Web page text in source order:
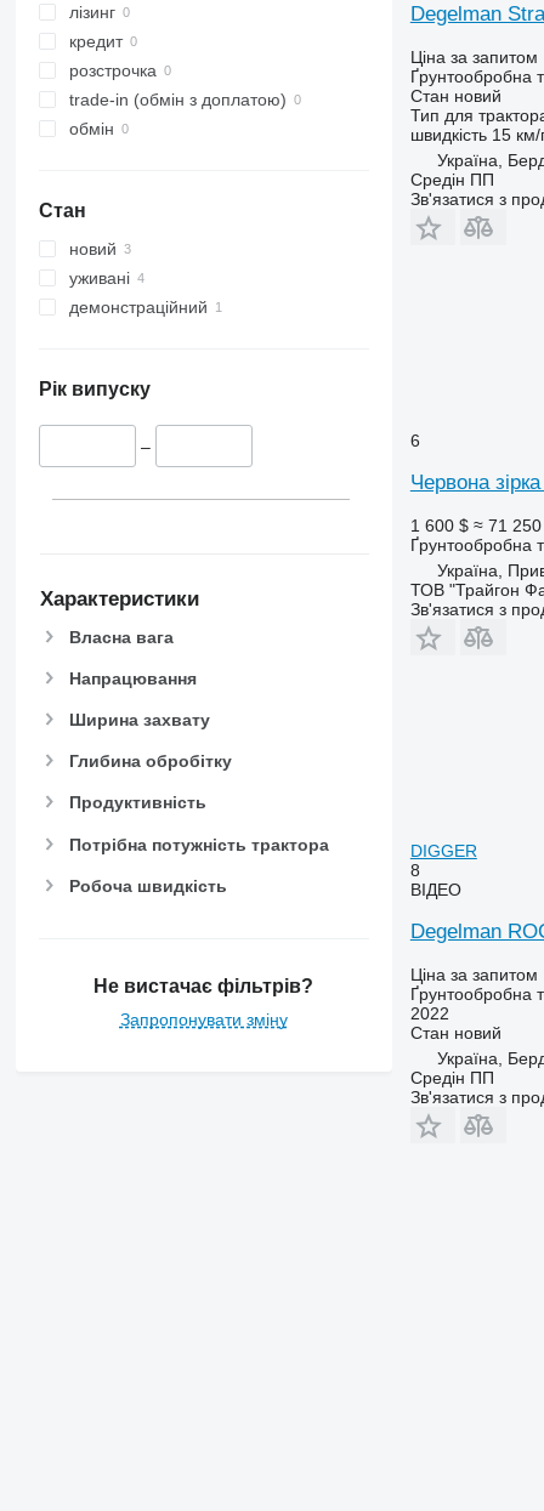
лізинг
кредит
розстрочка
trade-in (обмін з доплатою)
обмін
Стан
новий
уживані
демонстраційний
Рік випуску
–
Характеристики
Власна вага
Напрацювання
Ширина захвату
Глибина обробітку
Продуктивність
Потрібна потужність трактора
Робоча швидкість
Не вистачає фільтрів?
Запропонувати зміну
Degelman
Ціна за запитом
Ґрунтообробна
Стан новий
Тип для
швидкість 15 км/
Україна,
Средін ПП
Зв'язатися з
6
Червона
1 600 $ ≈ 71 250
Ґрунтообробна
Україна,
ТОВ "Трайгон
Зв'язатися з
DIGGER
8
ВІДЕО
Degelman
Ціна за запитом
Ґрунтообробна
2022
Стан новий
Україна,
Средін ПП
Зв'язатися з